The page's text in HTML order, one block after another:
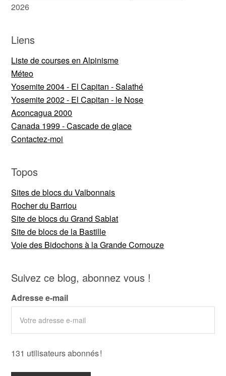
2026
Liens
Liste de courses en Alpinisme
Méteo
Yosemite 2004 - El Capitan - Salathé
Yosemite 2002 - El Capitan - le Nose
Aconcagua 2000
Canada 1999 - Cascade de glace
Contactez-moi
Topos
Sites de blocs du Valbonnais
Rocher du Barriou
Site de blocs du Grand Sablat
Site de blocs de la Bastille
Voie des Bidochons à la Grande Cornouze
Suivez ce blog, abonnez vous !
Adresse e-mail
131 utilisateurs abonnés !